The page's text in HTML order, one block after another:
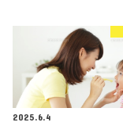
2025.6.4